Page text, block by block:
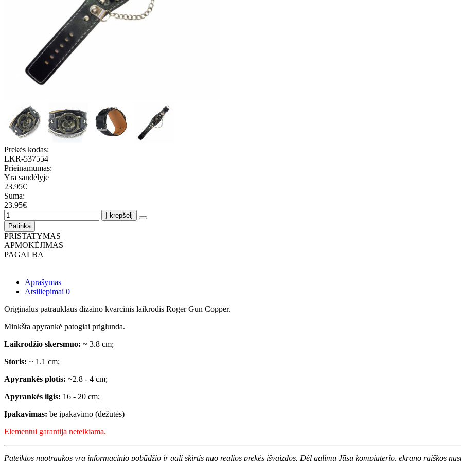
Prekės kodas:
LKR-537554
Prieinamumas:
Yra sandėlyje
23.95€
Suma:
23.95€
Į krepšelį
Patinka
PRISTATYMAS
APMOKĖJIMAS
PAGALBA
Aprašymas
Atsiliepimai 0
Originalus patrauklaus dizaino kvarcinis laikrodis Roger Gun Copper.
Minkšta apyrankė patogiai priglunda.
Laikrodžio skersmuo: ~ 3.8 cm;
Storis: ~ 1.1 cm;
Apyrankės plotis: ~2.8 - 4 cm;
Apyrankės ilgis: 16 - 20 cm;
Įpakavimas: be įpakavimo (dežutės)
Elementui garantija neteikiama.
Pateiktos nuotraukos yra informacinio pobūdžio ir gali skirtis nuo realios prekės išvaizdos. Dėl galimų Jūsų kompiuterio, ekrano raiškos